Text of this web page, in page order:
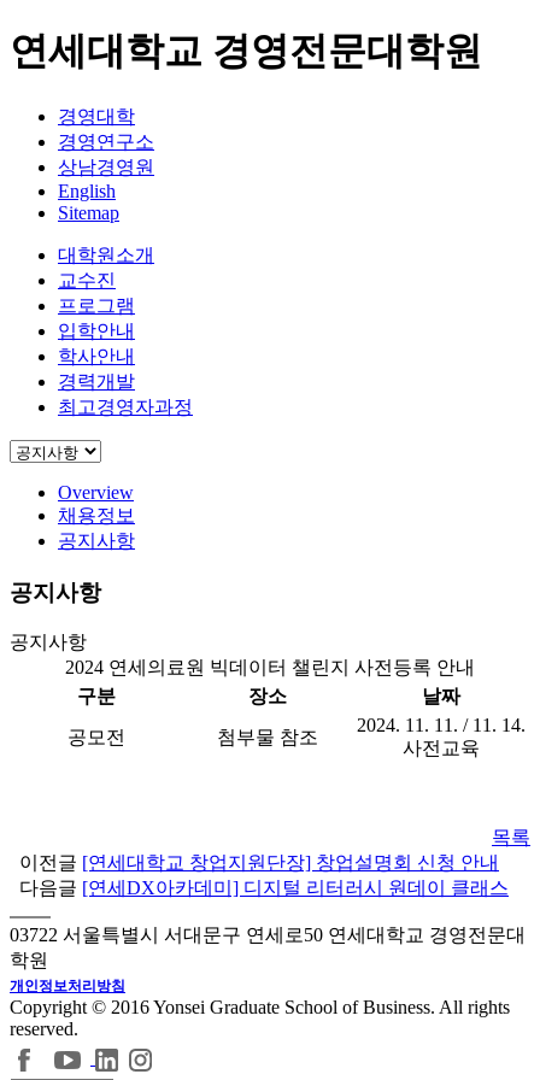
연세대학교 경영전문대학원
경영대학
경영연구소
상남경영원
English
Sitemap
대학원소개
교수진
프로그램
입학안내
학사안내
경력개발
최고경영자과정
Overview
채용정보
공지사항
공지사항
공지사항
2024 연세의료원 빅데이터 챌린지 사전등록 안내
구분
장소
날짜
공모전
첨부물 참조
2024. 11. 11. / 11. 14.
사전교육
목록
이전글 [연세대학교 창업지원단장] 창업설명회 신청 안내
다음글 [연세DX아카데미] 디지털 리터러시 원데이 클래스
03722 서울특별시 서대문구 연세로50 연세대학교 경영전문대
학원
개인정보처리방침
Copyright © 2016 Yonsei Graduate School of Business. All rights
reserved.